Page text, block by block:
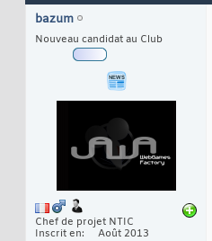
bazum
Nouveau candidat au Club
Chef de projet NTIC
Inscrit en
Août 2013